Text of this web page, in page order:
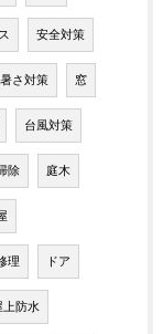
安全対策
暑さ対策 窓
台風対策
除 庭木
理 ドア
上防水